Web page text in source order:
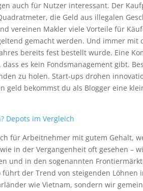
auch für Nutzer interessant. Der
die Geld aus illegalen
vereinen Makler viele Vorteile für
gemacht werden. Und immer mit
bereits fest bestellt wurde. Eine
es kein Fondsmanagement gibt.
zu holen. Start-ups drohen
geld bekommst du als Blogger eine
Depots im Vergleich
für Arbeitnehmer mit gutem Gehalt,
in der Vergangenheit oft gesehen –
und in den sogenannten
der Trend von steigenden Löhnen
wie Vietnam, sondern wir